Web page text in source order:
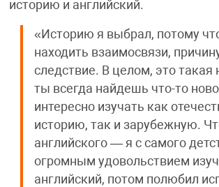
историю и английский.
«Историю я выбрал, потому
находить взаимосвязи,
следствие. В целом, это такая
ты всегда найдешь что-то
интересно изучать как
историю, так и зарубежную.
английского — я с самого
огромным удовольствием
английский, потом полюбил